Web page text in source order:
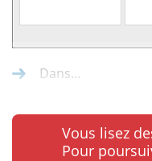
Dans...
Vous lisez
Pour